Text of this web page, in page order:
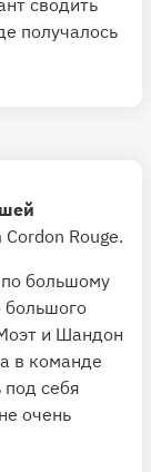
получалось
Cordon Rouge.
большому
большого
и Шандон
в команде
под себя
очень